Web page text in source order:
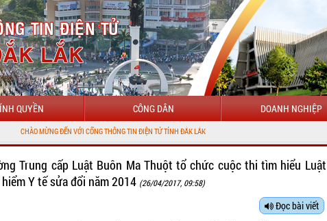
QUYỀN CÔNG DÂN DOANH NGHIỆP
ĐẾN VỚI CỔNG THÔNG TIN ĐIỆN TỬ TỈNH ĐẮK LẮK
Trung cấp Luật Buôn Ma Thuột tổ chức cuộc thi tìm hiểu Luật
hiểm Y tế sửa đổi năm 2014 (26/04/2017, 09:58)
Đọc bài viết